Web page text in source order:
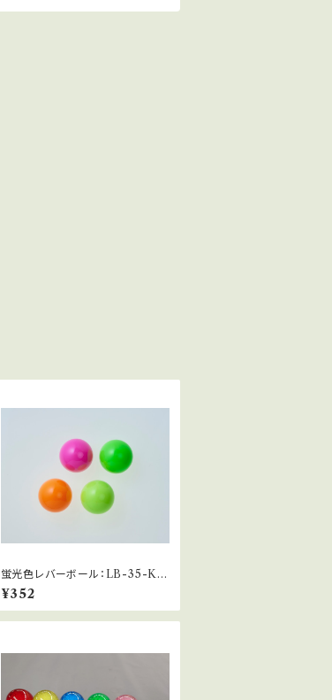
蛍光色レバーボール：LB-35-KE
IKOU
¥352